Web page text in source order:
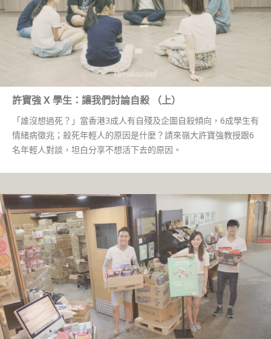
許寶強 X 學生：讓我們討論自殺 （上）
「誰沒想過死？」當香港3成人有自殘及企圖自殺傾向，6成學生有
情緒病徵兆；殺死年輕人的原因是什麼？請來嶺大許寶強教授跟6
名年輕人對談，坦白分享不想活下去的原因。